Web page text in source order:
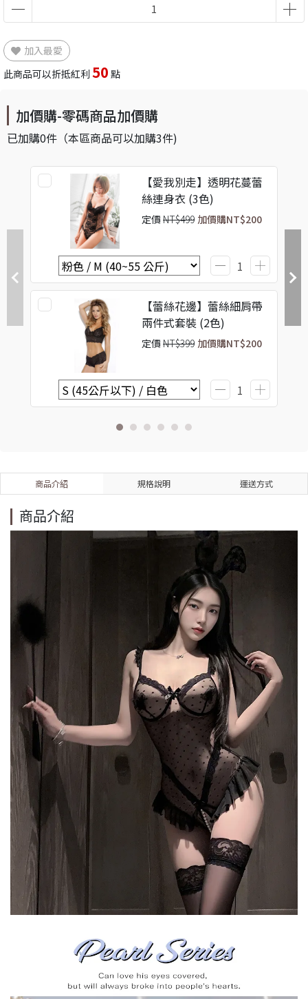
加入最愛
此商品可以折抵紅利 50 點
加價購-零碼商品加價購
已加購0件 （本區商品可以加購3件)
【愛我別走】透明花蔓蕾
絲連身衣 (3色)
定價 NT$499 加價購NT$200
【蕾絲花邊】蕾絲細肩帶
兩件式套裝 (2色)
定價 NT$399 加價購NT$200
商品介紹 規格說明 運送方式
商品介紹